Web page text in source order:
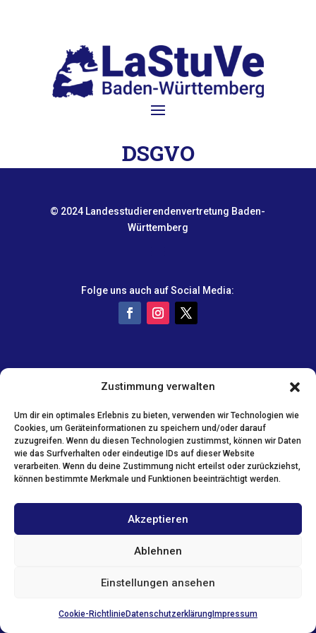
Zustimmung verwalten
Um dir ein optimales Erlebnis zu bieten, verwenden wir Technologien wie
Cookies, um Geräteinformationen zu speichern und/oder darauf
zuzugreifen. Wenn du diesen Technologien zustimmst, können wir Daten
wie das Surfverhalten oder eindeutige IDs auf dieser Website
verarbeiten. Wenn du deine Zustimmung nicht erteilst oder zurückziehst,
können bestimmte Merkmale und Funktionen beeinträchtigt werden.
Akzeptieren
Ablehnen
Einstellungen ansehen
Cookie-RichtlinieDatenschutzerklärung Impressum
DSGVO
© 2024 Landesstudierendenvertretung Baden-
Württemberg
Folge uns auch auf Social Media: